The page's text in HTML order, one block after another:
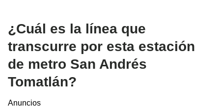
¿Cuál es la línea que
transcurre por esta estación
de metro San Andrés
Tomatlán?
Anuncios